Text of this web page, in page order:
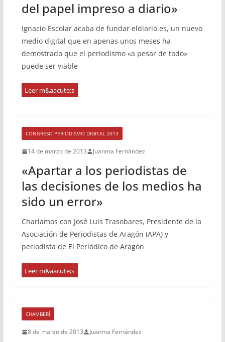
del papel impreso a diario»
Ignacio Escolar acaba de fundar eldiario.es, un nuevo
medio digital que en apenas unos meses ha
demostrado que el periodismo «a pesar de todo»
puede ser viable
CONGRESO PERIODISMO DIGITAL 2013
14 de marzo de 2013 Juanma Fernández
«Apartar a los periodistas de
las decisiones de los medios ha
sido un error»
Charlamos con José Luis Trasobares, Presidente de la
Asociación de Periodistas de Aragón (APA) y
periodista de El Periódico de Aragón
CHAMBERÍ
8 de marzo de 2013 Juanma Fernández